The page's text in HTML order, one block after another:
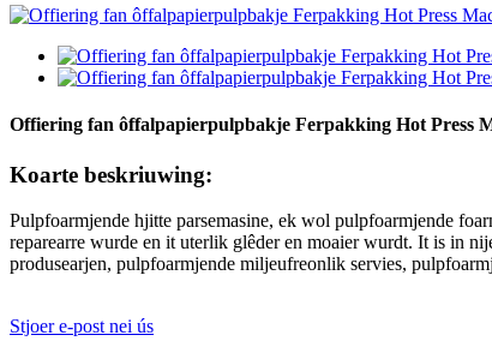
Offiering fan ôffalpapierpulpbakje Ferpakking Hot Press
Koarte beskriuwing:
Pulpfoarmjende hjitte parsemasine, ek wol pulpfoarmjende
reparearre wurde en it uterlik glêder en moaier wurdt. It is in
produsearjen, pulpfoarmjende miljeufreonlik servies,
Stjoer e-post nei ús